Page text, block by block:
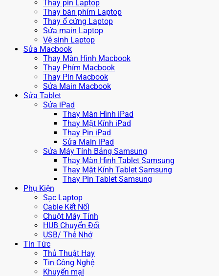
Thay pin Laptop
Thay bàn phím Laptop
Thay ổ cứng Laptop
Sửa main Laptop
Vệ sinh Laptop
Sửa Macbook
Thay Màn Hình Macbook
Thay Phím Macbook
Thay Pin Macbook
Sửa Main Macbook
Sửa Tablet
Sửa iPad
Thay Màn Hình iPad
Thay Mặt Kính iPad
Thay Pin iPad
Sửa Main iPad
Sửa Máy Tính Bảng Samsung
Thay Màn Hình Tablet Samsung
Thay Mặt Kính Tablet Samsung
Thay Pin Tablet Samsung
Phụ Kiện
Sạc Laptop
Cable Kết Nối
Chuột Máy Tính
HUB Chuyển Đổi
USB/ Thẻ Nhớ
Tin Tức
Thủ Thuật Hay
Tin Công Nghệ
Khuyến mại